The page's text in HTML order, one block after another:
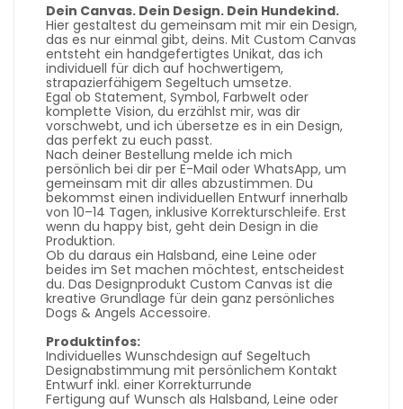
Dein Canvas. Dein Design. Dein Hundekind.
Hier gestaltest du gemeinsam mit mir ein Design,
das es nur einmal gibt, deins. Mit Custom Canvas
entsteht ein handgefertigtes Unikat, das ich
individuell für dich auf hochwertigem,
strapazierfähigem Segeltuch umsetze.
Egal ob Statement, Symbol, Farbwelt oder
komplette Vision, du erzählst mir, was dir
vorschwebt, und ich übersetze es in ein Design,
das perfekt zu euch passt.
Nach deiner Bestellung melde ich mich
persönlich bei dir per E-Mail oder WhatsApp, um
gemeinsam mit dir alles abzustimmen. Du
bekommst einen individuellen Entwurf innerhalb
von 10–14 Tagen, inklusive Korrekturschleife. Erst
wenn du happy bist, geht dein Design in die
Produktion.
Ob du daraus ein Halsband, eine Leine oder
beides im Set machen möchtest, entscheidest
du. Das Designprodukt Custom Canvas ist die
kreative Grundlage für dein ganz persönliches
Dogs & Angels Accessoire.
Produktinfos:
Individuelles Wunschdesign auf Segeltuch
Designabstimmung mit persönlichem Kontakt
Entwurf inkl. einer Korrekturrunde
Fertigung auf Wunsch als Halsband, Leine oder